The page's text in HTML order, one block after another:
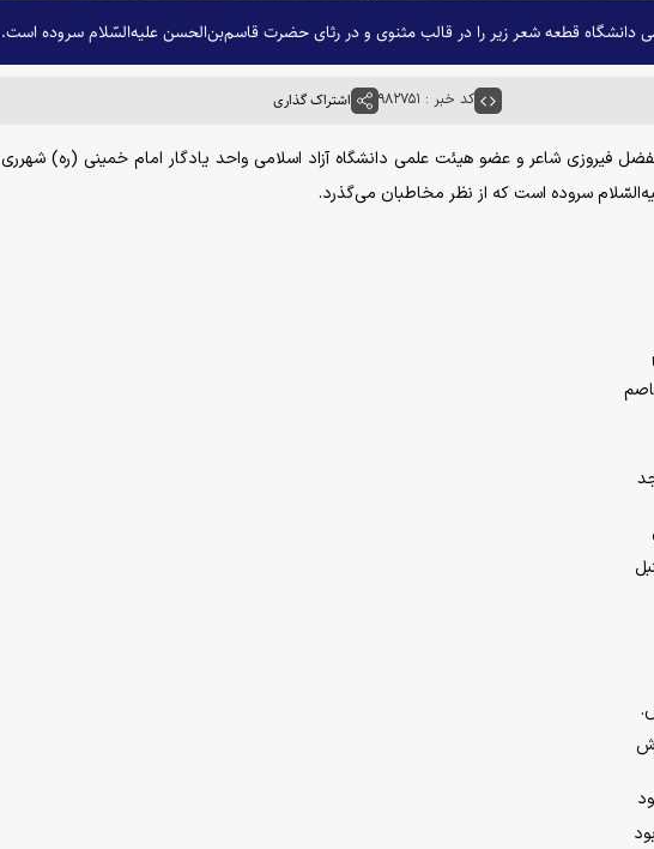
قطعه شعر زیر را در قالب مثنوی و در رثای حضرت قاسم‌بن‌الحسن علیه‌السّلام سروده است.
کد خبر : ۹۸۲۷۵۱ اشتراک گذاری
فیروزی شاعر و عضو هیئت علمی دانشگاه آزاد اسلامی واحد یادگار امام خمینی (ره)
سروده است که از نظر مخاطبان می‌گذرد.